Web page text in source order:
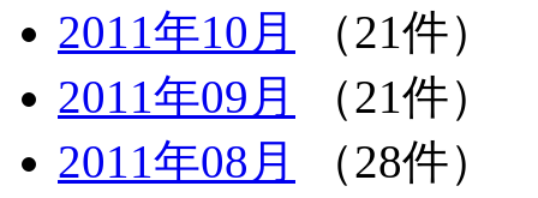
2011年10月
（21件）
2011年09月
（21件）
2011年08月
（28件）